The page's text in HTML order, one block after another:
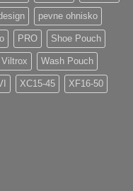
pevne ohnisko
PRO Shoe Pouch
Viltrox Wash Pouch
XC15-45 XF16-50